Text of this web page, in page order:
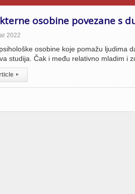
osobine povezane s
2022
osobine koje pomažu ljudima
studija. Čak i među relativno mladim i
▸